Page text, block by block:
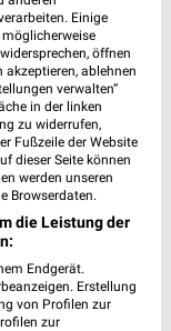
Einige
öffnen
akzeptieren, ablehnen
verwalten“
in der linken
zu widerrufen,
Fußzeile der Website
dieser Seite können
werden unseren
Browserdaten.
die Leistung der
Endgerät.
Erstellung
von Profilen zur
zur